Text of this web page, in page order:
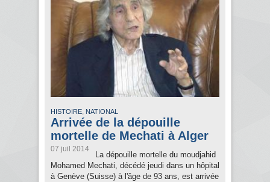
HISTOIRE, NATIONAL
Arrivée de la dépouille
mortelle de Mechati à Alger
07 juil 2014
La dépouille mortelle du moudjahid
Mohamed Mechati, décédé jeudi dans un hôpital
à Genève (Suisse) à l'âge de 93 ans, est arrivée